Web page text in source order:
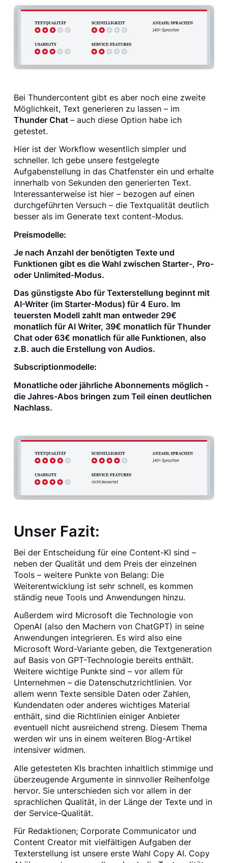
Bei Thundercontent gibt es aber noch eine zweite
Möglichkeit, Text generieren zu lassen – im
Thunder Chat – auch diese Option habe ich
getestet.
Hier ist der Workflow wesentlich simpler und
schneller. Ich gebe unsere festgelegte
Aufgabenstellung in das Chatfenster ein und erhalte
innerhalb von Sekunden den generierten Text.
Interessanterweise ist hier – bezogen auf einen
durchgeführten Versuch – die Textqualität deutlich
besser als im Generate text content-Modus.
Preismodelle:
Je nach Anzahl der benötigten Texte und
Funktionen gibt es die Wahl zwischen Starter-, Pro-
oder Unlimited-Modus.
Das günstigste Abo für Texterstellung beginnt mit
AI-Writer (im Starter-Modus) für 4 Euro. Im
teuersten Modell zahlt man entweder 29€
monatlich für AI Writer, 39€ monatlich für Thunder
Chat oder 63€ monatlich für alle Funktionen, also
z.B. auch die Erstellung von Audios.
Subscriptionmodelle:
Monatliche oder jährliche Abonnements möglich -
die Jahres-Abos bringen zum Teil einen deutlichen
Nachlass.
Unser Fazit:
Bei der Entscheidung für eine Content-KI sind –
neben der Qualität und dem Preis der einzelnen
Tools – weitere Punkte von Belang: Die
Weiterentwicklung ist sehr schnell, es kommen
ständig neue Tools und Anwendungen hinzu.
Außerdem wird Microsoft die Technologie von
OpenAI (also den Machern von ChatGPT) in seine
Anwendungen integrieren. Es wird also eine
Microsoft Word-Variante geben, die Textgeneration
auf Basis von GPT-Technologie bereits enthält.
Weitere wichtige Punkte sind – vor allem für
Unternehmen – die Datenschutzrichtlinien. Vor
allem wenn Texte sensible Daten oder Zahlen,
Kundendaten oder anderes wichtiges Material
enthält, sind die Richtlinien einiger Anbieter
eventuell nicht ausreichend streng. Diesem Thema
werden wir uns in einem weiteren Blog-Artikel
intensiver widmen.
Alle getesteten KIs brachten inhaltlich stimmige und
überzeugende Argumente in sinnvoller Reihenfolge
hervor. Sie unterschieden sich vor allem in der
sprachlichen Qualität, in der Länge der Texte und in
der Service-Qualität.
Für Redaktionen; Corporate Communicator und
Content Creator mit vielfältigen Aufgaben der
Texterstellung ist unsere erste Wahl Copy AI. Copy